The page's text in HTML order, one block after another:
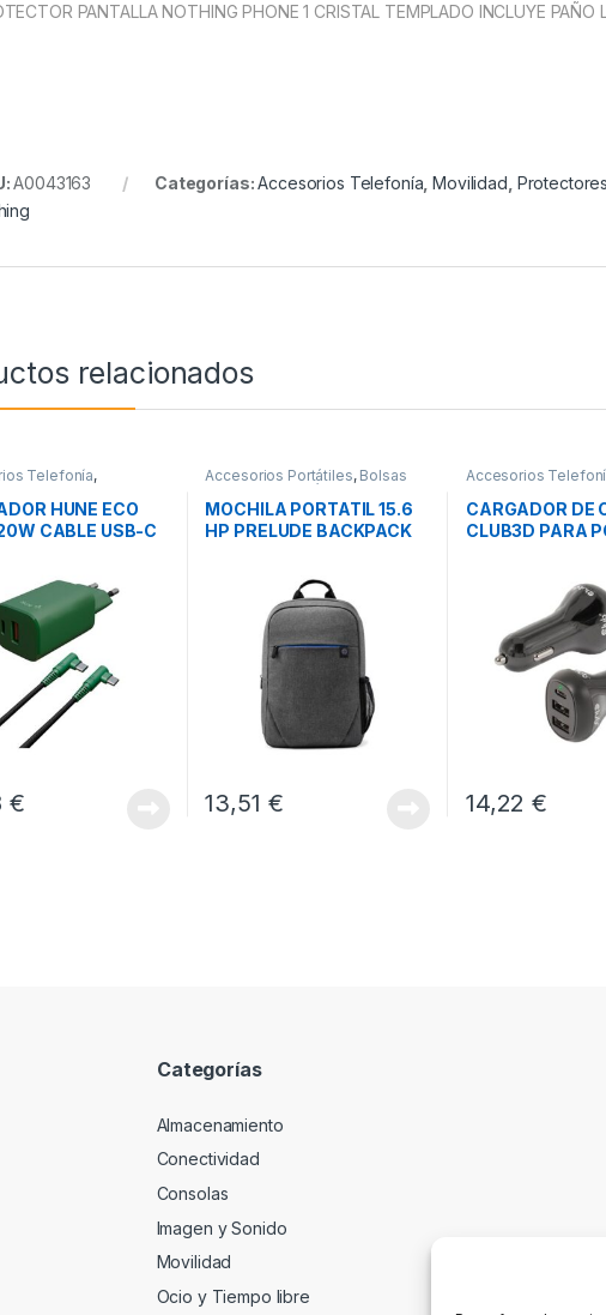
PANTALLA NOTHING PHONE 1 CRISTAL TEMPLADO INCLUYE PAÑO
A0043163 Categorías:Accesorios Telefonía ,Movilidad
relacionados
Telefonía,
HUNE ECO
CABLE USB-C
€
Accesorios Portátiles, Bolsas
Transporte Portátiles
MOCHILA PORTATIL 15.6
HP PRELUDE BACKPACK
13,51 €
Accesorios
Movilidad
CARGADOR DE
CLUB3D PARA
14,22€
Categorías
Almacenamiento
Conectividad
Consolas
Imagen y Sonido
Movilidad
Ocio y Tiempo libre